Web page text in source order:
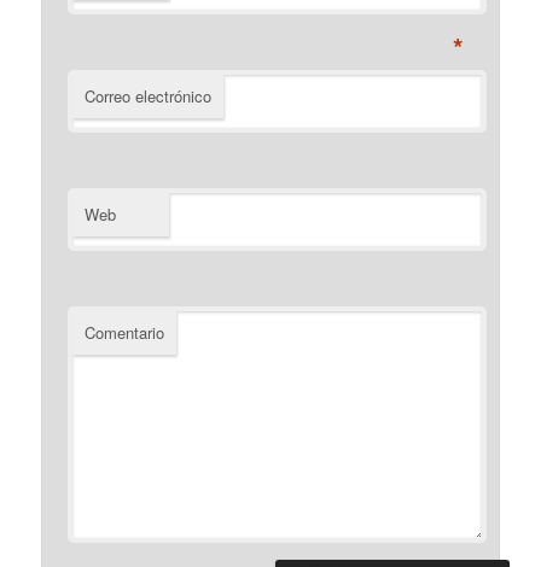
Correo electrónico
*
Web
Comentario